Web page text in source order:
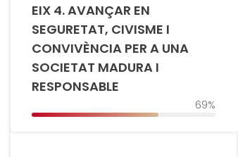
EIX 4. AVANÇAR EN
SEGURETAT, CIVISME I
CONVIVÈNCIA PER A UNA
SOCIETAT MADURA I
RESPONSABLE
69%